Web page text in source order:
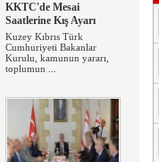
KKTC'de Mesai
Saatlerine Kış Ayarı
Kuzey Kıbrıs Türk
Cumhuriyeti Bakanlar
Kurulu, kamunun yararı,
toplumun ...